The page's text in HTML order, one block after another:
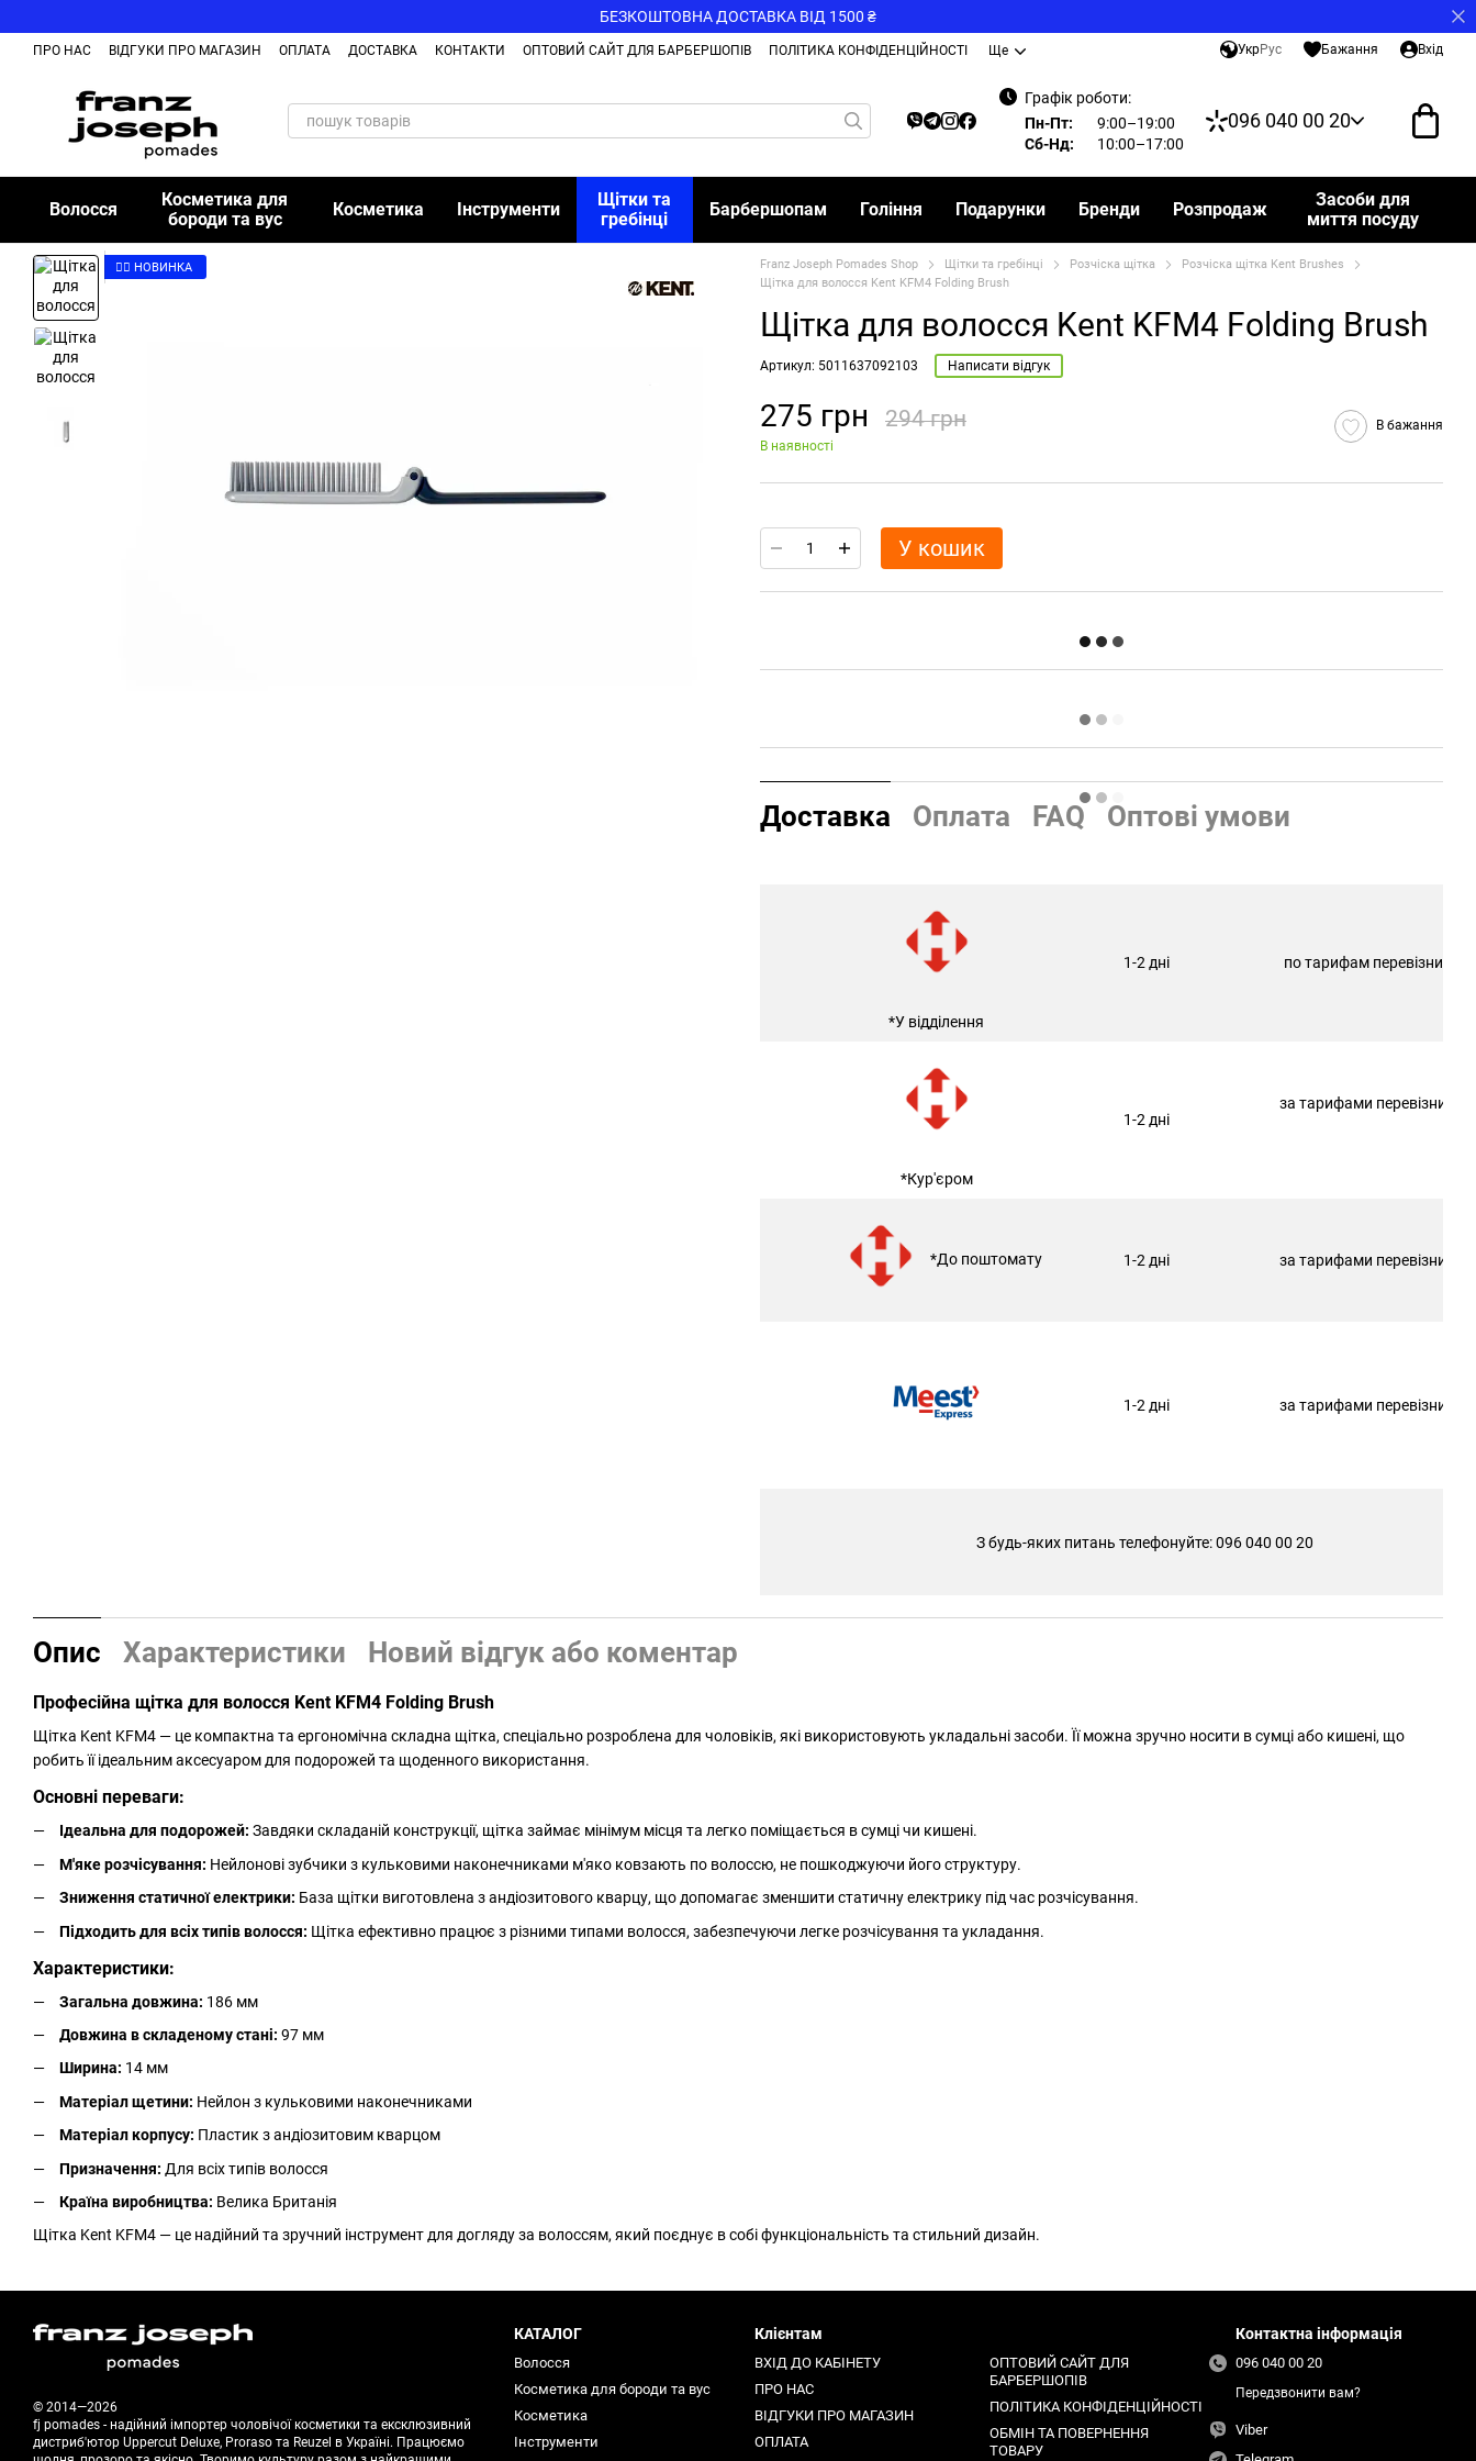
БЕЗКОШТОВНА ДОСТАВКА ВІД 1500 ₴
ПРО НАС ВІДГУКИ ПРО МАГАЗИН ОПЛАТА ДОСТАВКА КОНТАКТИ ОПТОВИЙ САЙТ ДЛЯ БАРБЕРШОПІВ ПОЛІТИКА КОНФІДЕНЦІЙНОСТІ Ще УкрРус Бажання Вхід
Графік роботи:
Пн-Пт:
9:00–19:00
Сб-Нд:
10:00–17:00
096 040 00 20
Волосся
Косметика для
бороди та вус
Косметика Інструменти
Щітки та
гребінці
Барбершопам Гоління Подарунки Бренди Розпродаж
Засоби для
миття посуду
👉🏻 НОВИНКА Franz Joseph Pomades Shop Щітки та гребінці Розчіска щітка
Розчіска щітка Kent Brushes
Щітка для волосся Kent KFM4 Folding Brush
Щітка для волосся Kent KFM4 Folding Brush
Артикул: 5011637092103 Написати відгук
275 грн 294 грн
В наявності
В бажання
У кошик
Доставка Оплата FAQ Оптові умови
*У відділення
1-2 дні по тарифам перевізника
*Кур'єром
1-2 дні
за тарифами перевізника
*До поштомату 1-2 дні за тарифами перевізника
1-2 дні за тарифами перевізника
З будь-яких питань телефонуйте: 096 040 00 20
Опис Характеристики Новий відгук або коментар
Професійна щітка для волосся Kent KFM4 Folding Brush
Щітка Kent KFM4 — це компактна та ергономічна складна щітка, спеціально розроблена для чоловіків, які використовують укладальні засоби. Її можна зручно носити в сумці або кишені, що
робить її ідеальним аксесуаром для подорожей та щоденного використання.
Основні переваги:
Ідеальна для подорожей: Завдяки складаній конструкції, щітка займає мінімум місця та легко поміщається в сумці чи кишені.
М'яке розчісування: Нейлонові зубчики з кульковими наконечниками м'яко ковзають по волоссю, не пошкоджуючи його структуру.
Зниження статичної електрики: База щітки виготовлена з андіозитового кварцу, що допомагає зменшити статичну електрику під час розчісування.
Підходить для всіх типів волосся: Щітка ефективно працює з різними типами волосся, забезпечуючи легке розчісування та укладання.
Характеристики:
Загальна довжина: 186 мм
Довжина в складеному стані: 97 мм
Ширина: 14 мм
Матеріал щетини: Нейлон з кульковими наконечниками
Матеріал корпусу: Пластик з андіозитовим кварцом
Призначення: Для всіх типів волосся
Країна виробництва: Велика Британія
Щітка Kent KFM4 — це надійний та зручний інструмент для догляду за волоссям, який поєднує в собі функціональність та стильний дизайн.
© 2014—2026
fj pomades - надійний імпортер чоловічої косметики та ексклюзивний
дистриб'ютор Uppercut Deluxe, Proraso та Reuzel в Україні. Працюємо
КАТАЛОГ
Волосся
Косметика для бороди та вус
Косметика
Інструменти
Клієнтам
ВХІД ДО КАБІНЕТУ
ПРО НАС
ВІДГУКИ ПРО МАГАЗИН
ОПЛАТА
ОПТОВИЙ САЙТ ДЛЯ
БАРБЕРШОПІВ
ПОЛІТИКА КОНФІДЕНЦІЙНОСТІ
ОБМІН ТА ПОВЕРНЕННЯ
ТОВАРУ
Контактна інформація
096 040 00 20
Передзвонити вам?
Viber